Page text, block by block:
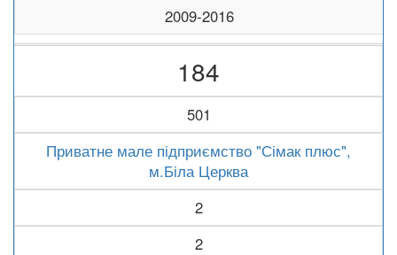
2009-2016
184
501
Приватне мале підприємство "Сімак плюс",
м.Біла Церква
2
2